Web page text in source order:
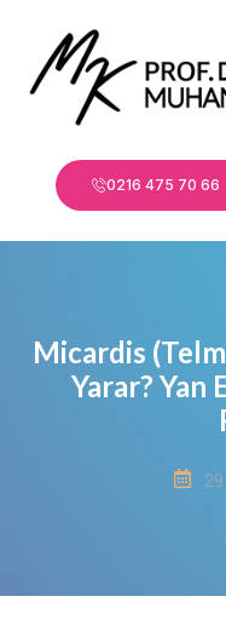
0216 475 70 66
Micardis
Yarar? Yan